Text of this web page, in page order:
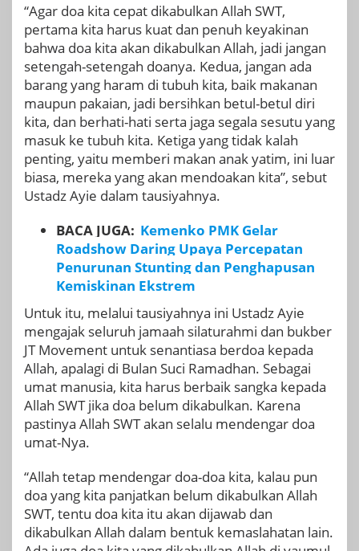
“Agar doa kita cepat dikabulkan Allah SWT,
pertama kita harus kuat dan penuh keyakinan
bahwa doa kita akan dikabulkan Allah, jadi jangan
setengah-setengah doanya. Kedua, jangan ada
barang yang haram di tubuh kita, baik makanan
maupun pakaian, jadi bersihkan betul-betul diri
kita, dan berhati-hati serta jaga segala sesutu yang
masuk ke tubuh kita. Ketiga yang tidak kalah
penting, yaitu memberi makan anak yatim, ini luar
biasa, mereka yang akan mendoakan kita”, sebut
Ustadz Ayie dalam tausiyahnya.
BACA JUGA: Kemenko PMK Gelar
Roadshow Daring Upaya Percepatan
Penurunan Stunting dan Penghapusan
Kemiskinan Ekstrem
Untuk itu, melalui tausiyahnya ini Ustadz Ayie
mengajak seluruh jamaah silaturahmi dan bukber
JT Movement untuk senantiasa berdoa kepada
Allah, apalagi di Bulan Suci Ramadhan. Sebagai
umat manusia, kita harus berbaik sangka kepada
Allah SWT jika doa belum dikabulkan. Karena
pastinya Allah SWT akan selalu mendengar doa
umat-Nya.
“Allah tetap mendengar doa-doa kita, kalau pun
doa yang kita panjatkan belum dikabulkan Allah
SWT, tentu doa kita itu akan dijawab dan
dikabulkan Allah dalam bentuk kemaslahatan lain.